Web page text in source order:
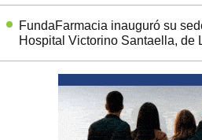
FundaFarmacia inauguró su
Hospital Victorino Santaella, de